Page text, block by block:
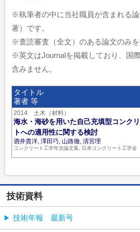
※執筆者の中に当社職員が含まれる
著）です。
※査読審査（全文）のある論文のみを
※英文はJournalを掲載しており、国
含みません。
タイトル
著者 等
2014 土木（材料）
海水・海砂を用いた自己充填型コンク
トへの適用性に関する検討
酒井貴洋, 澤田巧, 山路徹, 清宮理
コンクリート工学年次論文集, 日本コンクリート工学会
技術資料
技術年報 最新号